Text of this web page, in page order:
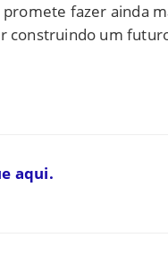
fazer ainda
construindo um
aqui.